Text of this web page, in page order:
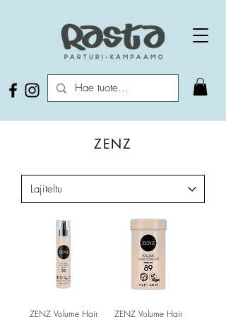
ZENZ
ZENZ Volume Hair
ZENZ Volume Hair